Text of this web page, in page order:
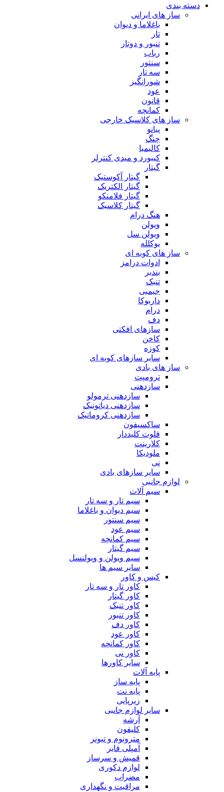
دسته بندی
ساز های ایرانی
باغلاما و دیوان
تار
تنبور و دوتار
رباب
سنتور
سه تار
شورانگیز
عود
قانون
کمانچه
ساز های کلاسیک خارجی
پیانو
چنگ
کالیمبا
کیبورد و میدی کنترلر
گیتار
گیتار آکوستیک
گیتار الکتریک
گیتار فلامنکو
گیتار کلاسیک
هنگ درام
ویولن
ویولن سل
یوکلله
ساز های کوبه ای
ادوات درامز
بندیر
تنبک
جیمبی
داربوکا
درام
دف
سازهای افکتی
کاخن
کوزه
سایر سازهای کوبه ای
ساز های بادی
ترومپت
سازدهنی
سازدهنی ترمولو
سازدهنی دیاتونیک
سازدهنی کروماتیک
ساکسیفون
فلوت کلیددار
کلارینت
ملودیکا
نی
سایر سازهای بادی
لوازم جانبی
سیم آلات
سیم تار و سه تار
سیم دیوان و باغلاما
سیم سنتور
سیم عود
سیم کمانچه
سیم گیتار
سیم ویولن و ویولنسل
سایر سیم ها
کیس و کاور
کاور تار و سه تار
کاور گیتار
کاور تنبک
کاور تنبور
کاور دف
کاور عود
کاور کمانچه
کاور نی
سایر کاورها
پایه آلات
پایه ساز
پایه نت
زیرپایی
سایر لوازم جانبی
آرشه
کلیفون
مترونوم و تیونر
آمپلی فایر
قمیش و سرساز
لوازم دکوری
مضراب
مراقبت و نگهداری